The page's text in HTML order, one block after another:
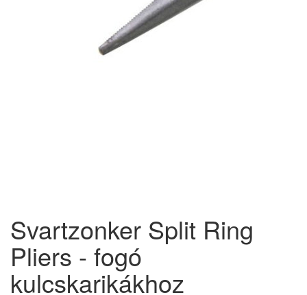
Svartzonker Split Ring
Pliers - fogó
kulcskarikákhoz